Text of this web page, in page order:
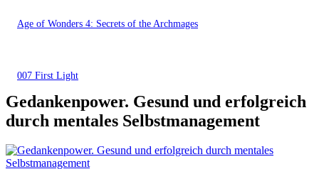
Age of Wonders 4: Secrets of the Archmages
007 First Light
Gedankenpower. Gesund und erfolgreich
durch mentales Selbstmanagement